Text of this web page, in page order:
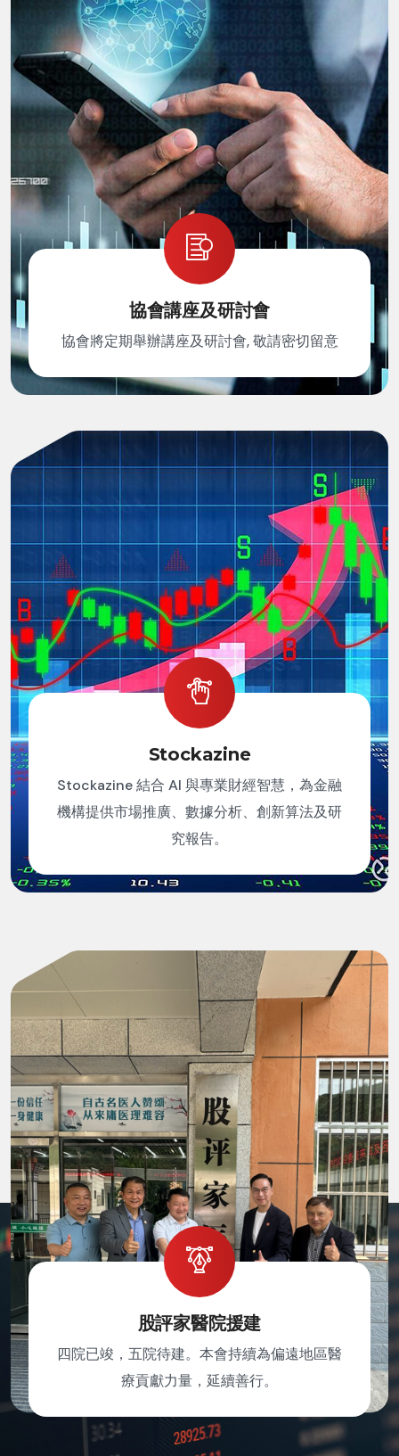
協會講座及研討會
協會將定期舉辦講座及研討會, 敬請密切留意
Stockazine
Stockazine 結合 AI 與專業財經智慧，為金融
機構提供市場推廣、數據分析、創新算法及研
究報告。
股評家醫院援建
四院已竣，五院待建。本會持續為偏遠地區醫
療貢獻力量，延續善行。